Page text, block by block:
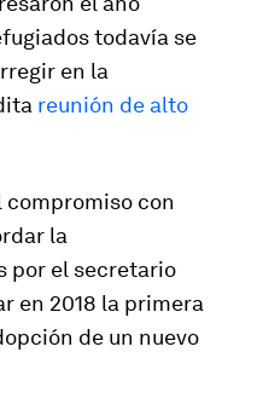
todavía se
en la
reunión de alto
con
la
por el secretario
en 2018 la primera
de un nuevo